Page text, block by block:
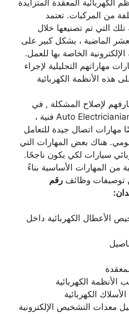
الكهربائية المعقدة المتزايدة
من المركبات. تعتمد
التي تم تصنيعها خلال
الماضية ، بشكل كبير على
الخاصة بها للعمل.
مهاراتهم التحليلية لإجراء
هذه الأنظمة الكهربائية
لإصلاح المشكلة , في
مهارات اتصال جيدة للتعامل
هناك بعض المهارات التي
سيارات لكي يكون ناجحًا.
من المهارات الأساسية بناءً
توصيفات وظائف رقم
الأعطال الكهربائية داخل
الأنظمة الكهربائية
الكهربائية
معدات التشخيص الإلكترونية